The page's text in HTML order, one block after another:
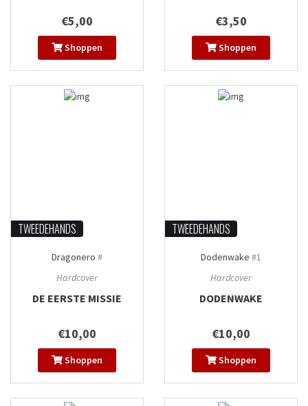
€5,00
Shoppen
€3,50
Shoppen
TWEEDEHANDS
Dragonero #
Hardcover
DE EERSTE MISSIE
€10,00
Shoppen
TWEEDEHANDS
Dodenwake #1
Hardcover
DODENWAKE
€10,00
Shoppen